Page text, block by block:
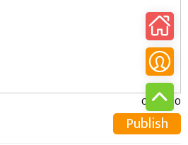
0/30000
Publish